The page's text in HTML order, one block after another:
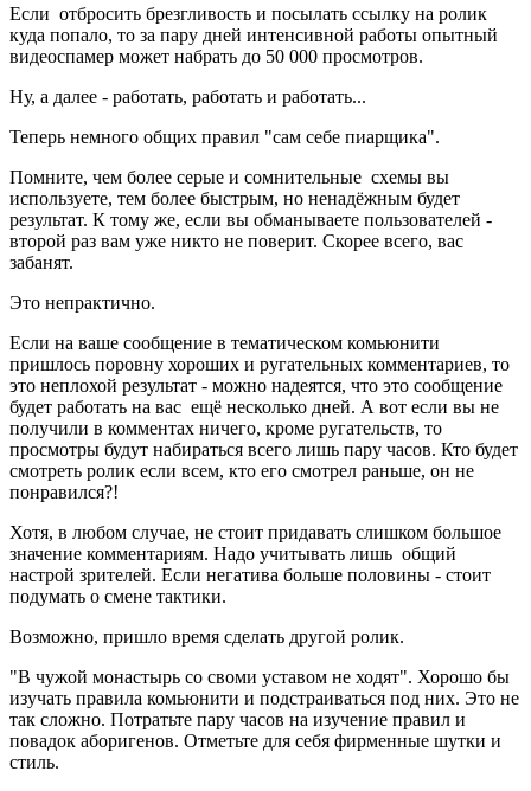
Если отбросить брезгливость и посылать ссылку на ролик
куда попало, то за пару дней интенсивной работы опытный
видеоспамер может набрать до 50 000 просмотров.
Ну, а далее - работать, работать и работать...
Теперь немного общих правил "сам себе пиарщика".
Помните, чем более серые и сомнительные схемы вы
используете, тем более быстрым, но ненадёжным будет
результат. К тому же, если вы обманываете пользователей -
второй раз вам уже никто не поверит. Скорее всего, вас
забанят.
Это непрактично.
Если на ваше сообщение в тематическом комьюнити
пришлось поровну хороших и ругательных комментариев, то
это неплохой результат - можно надеятся, что это сообщение
будет работать на вас ещё несколько дней. А вот если вы не
получили в комментах ничего, кроме ругательств, то
просмотры будут набираться всего лишь пару часов. Кто будет
смотреть ролик если всем, кто его смотрел раньше, он не
понравился?!
Хотя, в любом случае, не стоит придавать слишком большое
значение комментариям. Надо учитывать лишь общий
настрой зрителей. Если негатива больше половины - стоит
подумать о смене тактики.
Возможно, пришло время сделать другой ролик.
"В чужой монастырь со своми уставом не ходят". Хорошо бы
изучать правила комьюнити и подстраиваться под них. Это не
так сложно. Потратьте пару часов на изучение правил и
повадок аборигенов. Отметьте для себя фирменные шутки и
стиль.